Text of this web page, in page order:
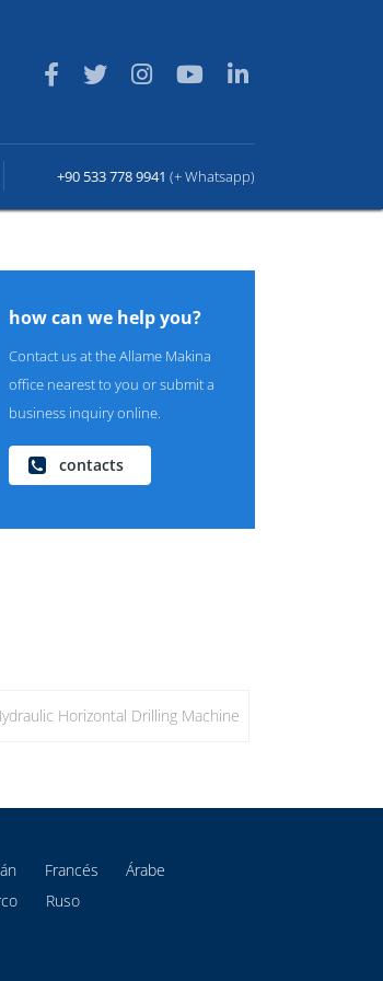
+90 533 778 9941 (+ Whatsapp)
how can we help you?
Contact us at the Allame Makina
office nearest to you or submit a
business inquiry online.
contacts
Horizontal Drilling Machine
Francés
Árabe
Ruso